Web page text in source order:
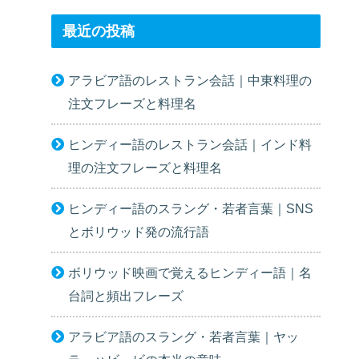
最近の投稿
アラビア語のレストラン会話｜中東料理の
注文フレーズと料理名
ヒンディー語のレストラン会話｜インド料
理の注文フレーズと料理名
ヒンディー語のスラング・若者言葉｜SNS
とボリウッド発の流行語
ボリウッド映画で覚えるヒンディー語｜名
台詞と頻出フレーズ
アラビア語のスラング・若者言葉｜ヤッ